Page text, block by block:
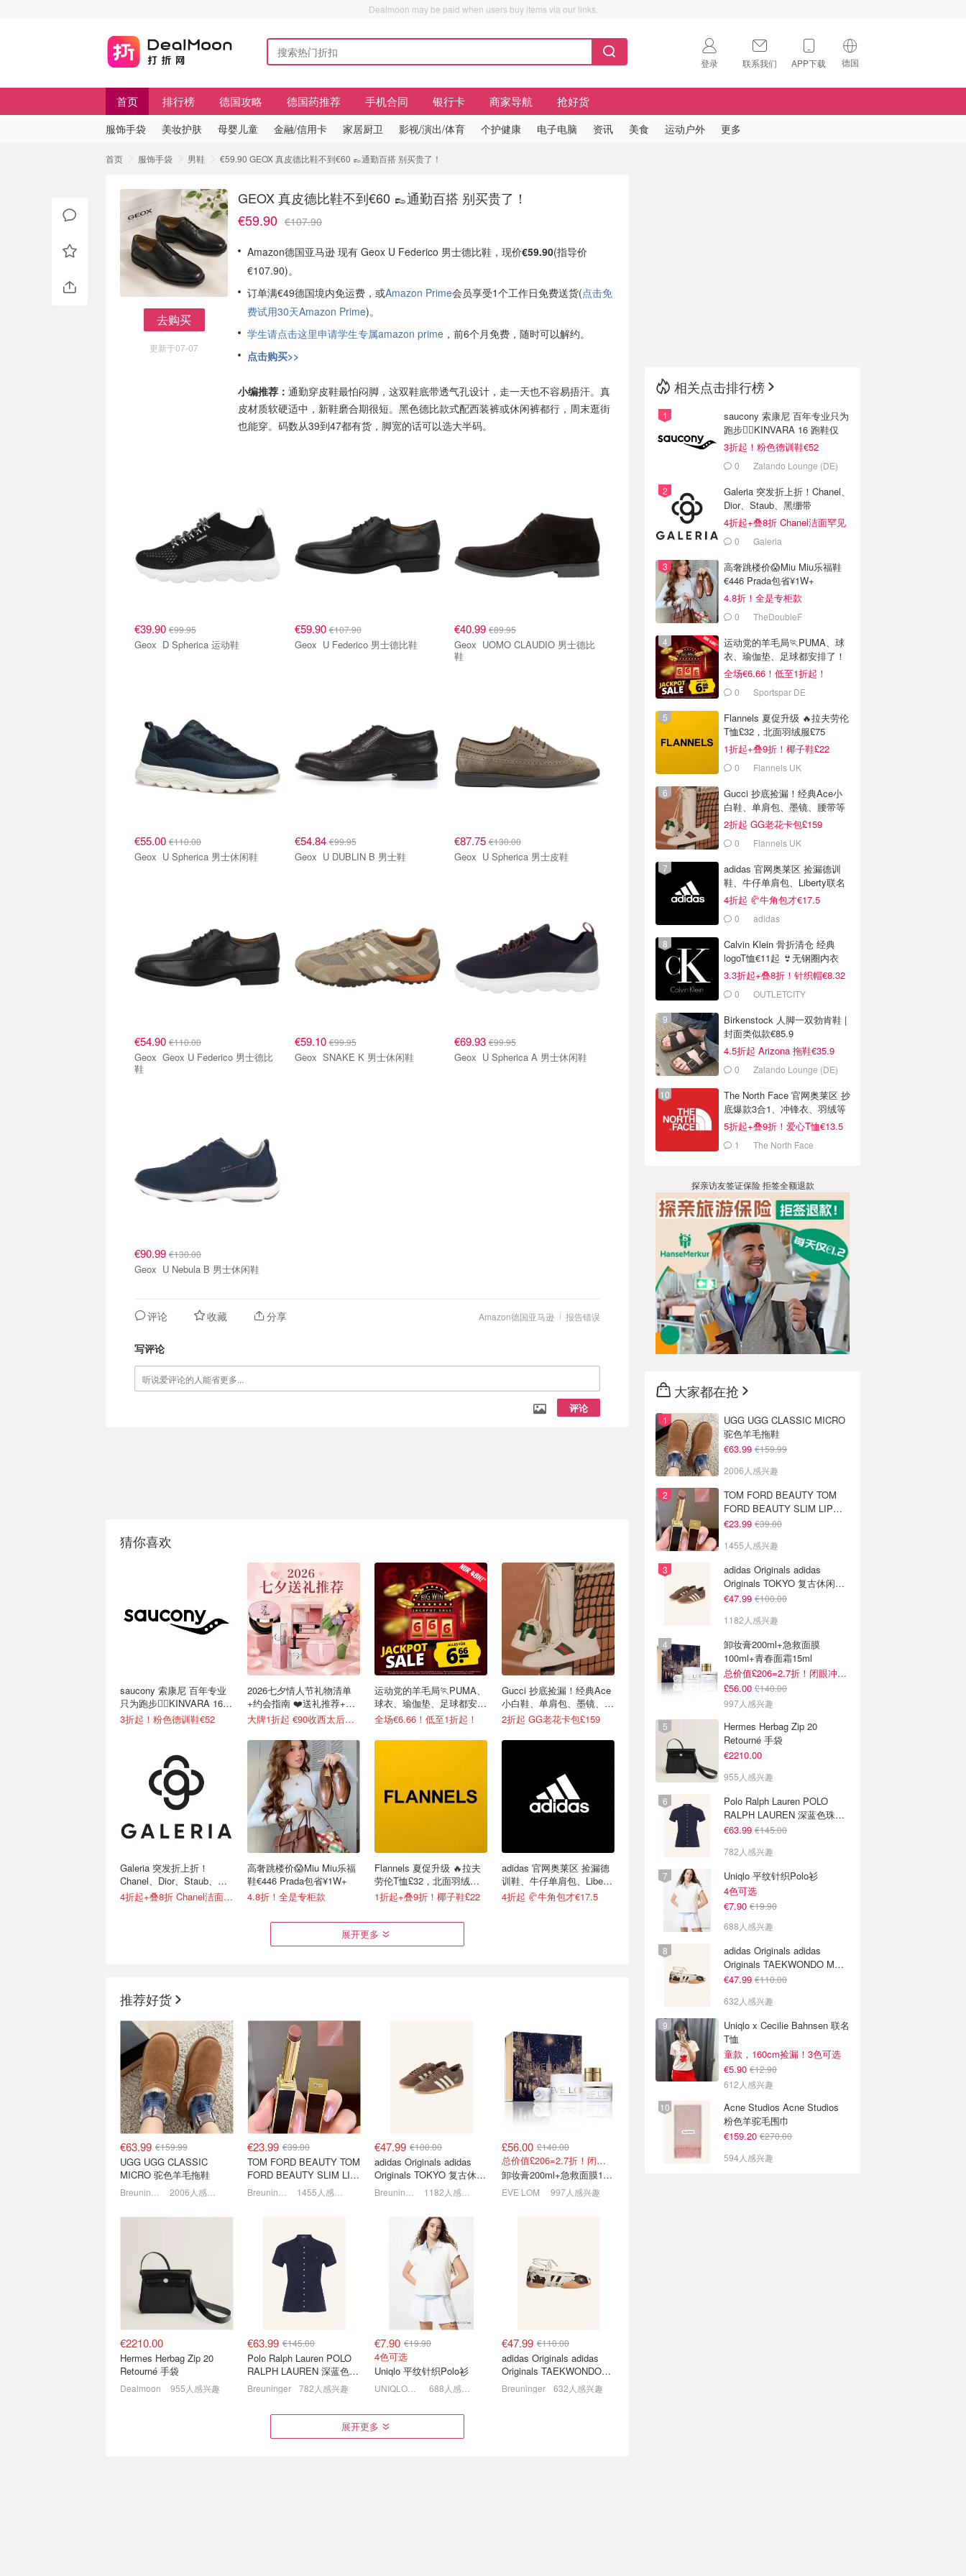
Dealmoon may be paid when users buy items via our links.
登录 联系我们 APP下载 德国
🇺🇸
首页 排行榜 德国攻略 德国药推荐 手机合同 银行卡 商家导航 抢好货
服饰手袋 美妆护肤 母婴儿童 金融/信用卡 家居厨卫 影视/演出/体育 个护健康 电子电脑 资讯 美食 运动户外 更多
首页 服饰手袋 男鞋 €59.90 GEOX 真皮德比鞋不到€60 👞通勤百搭 别买贵了！
去购买
更新于07-07
GEOX 真皮德比鞋不到€60 👞通勤百搭 别买贵了！
€59.90 €107.90
Amazon德国亚马逊 现有 Geox U Federico 男士德比鞋，现价€59.90(指导价
€107.90)。
订单满€49德国境内免运费，或Amazon Prime会员享受1个工作日免费送货(点击免
费试用30天Amazon Prime)。
学生请点击这里申请学生专属amazon prime ，前6个月免费，随时可以解约。
点击购买>>
小编推荐： 通勤穿皮鞋最怕闷脚，这双鞋底带透气孔设计，走一天也不容易捂汗。真
皮材质软硬适中，新鞋磨合期很短。黑色德比款式配西装裤或休闲裤都行，周末逛街
也能穿。码数从39到47都有货，脚宽的话可以选大半码。
€39.90 €99.95
Geox D Spherica 运动鞋
€59.90€107.90
Geox U Federico 男士德比鞋
€40.99 €89.95
Geox UOMO CLAUDIO 男士德比
鞋
€55.00 €110.00
Geox U Spherica 男士休闲鞋
€54.84€99.95
Geox U DUBLIN B 男士鞋
€87.75 €130.00
Geox U Spherica 男士皮鞋
€54.90 €110.00
Geox Geox U Federico 男士德比
鞋
€59.10€99.95
Geox SNAKE K 男士休闲鞋
€69.93 €99.95
Geox U Spherica A 男士休闲鞋
€90.99 €130.00
Geox U Nebula B 男士休闲鞋
报告错误
Amazon德国亚马逊
评论 收藏 分享
写评论
评论
猜你喜欢
saucony 索康尼 百年专业
只为跑步🏃‍♀️KINVARA 16
跑鞋仅€62
3折起！粉色德训鞋€52
Galeria 突发折上折！
Chanel、Dior、Staub、黑
绷带
4折起+叠8折 Chanel洁面罕见€43
2026七夕情人节礼物清单
+约会指南 ❤️送礼推荐+折
扣汇总
大牌1折起 €90收西太后土星耳钉
高奢跳楼价😱Miu Miu乐福
鞋€446 Prada包省¥1W+
4.8折！全是专柜款
运动党的羊毛局🏃PUMA、
球衣、瑜伽垫、足球都安排
了！
全场€6.66！低至1折起！
Flannels 夏促升级 🔥拉夫
劳伦T恤£32，北面羽绒服
£75
1折起+叠9折！椰子鞋£22
Gucci 抄底捡漏！经典Ace
小白鞋、单肩包、墨镜、腰
带等
2折起 GG老花卡包£159
adidas 官网奥莱区 捡漏德
训鞋、牛仔单肩包、Liberty
联名等
4折起 🥐牛角包才€17.5
Calvin Klein 骨折清仓 经典
logoT恤€11起 👙无钢圈内
衣€9.6
3.3折起+叠8折！针织帽€8.32
4.5折起 Arizona 拖鞋€35.9
The North Face 官网奥莱
区 抄底爆款3合1、冲锋
衣、羽绒等
FOOTSHOP 夏日男女鞋上
新盘点 黑武士运动鞋 €108
十年联名香氛蜡烛 €9
底小剪刀✂️、麦昆、YSL、
Barbour等
H&M 官网闪促⏰抢换季针
织、百搭衬衫、迪士尼三方
On 昂跑官网大促 🏃
Cloudpulse Next仅€95
6.8折起，Cloud X 4 A€110
6.5折起+4.8折！
ON经典鞋款上新盘点 芋头
紫优雅运动服来袭
Onitsukatiger潮流上新盘点
芭蕾风皮鞋👞€160
展开更多
推荐好货
€63.99 €159.99
UGG UGG CLASSIC
MICRO 驼色羊毛拖鞋
2006人感兴趣
€23.99 €39.00
TOM FORD BEAUTY TOM
FORD BEAUTY SLIM LIP
COLOR SHINE 口红 open
back色
1455人感兴趣
€47.99 €100.00
adidas Originals adidas
Originals TOKYO 复古休闲
鞋 深棕色
1182人感兴趣
£56.00 £140.00
总价值£206=2.7折！闭眼冲这套！
卸妆膏200ml+急救面膜100ml+青春面霜15ml
EVE LOM 997人感兴趣
€2210.00
Hermes Herbag Zip 20
Retourné 手袋
Dealmoon 955人感兴趣
€63.99 €145.00
Polo Ralph Lauren POLO
RALPH LAUREN 深蓝色珠
地布 Polo衫
Breuninger 782人感兴趣
€7.90 €19.90
4色可选
Uniqlo 平纹针织Polo衫
€47.99 €110.00
adidas Originals adidas
Originals TAEKWONDO
MEI 芭蕾鞋 棕色米色
Breuninger 632人感兴趣
展开更多
相关点击排行榜
saucony 索康尼 百年专业只为
跑步🏃‍♀️KINVARA 16 跑鞋仅
€62
3折起！粉色德训鞋€52
0 Zalando Lounge (DE)
Galeria 突发折上折！Chanel、
Dior、Staub、黑绷带
4折起+叠8折 Chanel洁面罕见
€430 Galeria
高奢跳楼价😱Miu Miu乐福鞋
€446 Prada包省¥1W+
4.8折！全是专柜款
0 TheDoubleF
运动党的羊毛局🏃PUMA、球
衣、瑜伽垫、足球都安排了！
全场€6.66！低至1折起！
0 Sportspar DE
Flannels 夏促升级 🔥拉夫劳伦
T恤£32，北面羽绒服£75
1折起+叠9折！椰子鞋£22
0 Flannels UK
Gucci 抄底捡漏！经典Ace小
白鞋、单肩包、墨镜、腰带等
2折起 GG老花卡包£159
0 Flannels UK
adidas 官网奥莱区 捡漏德训
鞋、牛仔单肩包、Liberty联名
等
4折起 🥐牛角包才€17.5
0 adidas
Calvin Klein 骨折清仓 经典
logoT恤€11起 👙无钢圈内衣
€9.6
3.3折起+叠8折！针织帽€8.32
0
OUTLETCITY
Birkenstock 人脚一双勃肯鞋 |
封面类似款€85.9
4.5折起 Arizona 拖鞋€35.9
0 Zalando Lounge (DE)
The North Face 官网奥莱区 抄
底爆款3合1、冲锋衣、羽绒等
5折起+叠9折！爱心T恤€13.5
1 The North Face
探亲访友签证保险 拒签全额退款
大家都在抢
UGG UGG CLASSIC MICRO
驼色羊毛拖鞋
€63.99 €159.99
2006人感兴趣
TOM FORD BEAUTY TOM
FORD BEAUTY SLIM LIP
COLOR SHINE 口红 open
€23.99 €39.00
1455人感兴趣
adidas Originals adidas
Originals TOKYO 复古休闲鞋
深棕色
€47.99 €100.00
1182人感兴趣
卸妆膏200ml+急救面膜
100ml+青春面霜15ml
总价值£206=2.7折！闭眼冲这套！
£56.00 £140.00
997人感兴趣
Hermes Herbag Zip 20
Retourné 手袋
€2210.00
955人感兴趣
Polo Ralph Lauren POLO
RALPH LAUREN 深蓝色珠地
布 Polo衫
€63.99 €145.00
782人感兴趣
Uniqlo 平纹针织Polo衫
4色可选
€7.90 €19.90
688人感兴趣
adidas Originals adidas
Originals TAEKWONDO MEI
芭蕾鞋 棕色米色
€47.99 €110.00
632人感兴趣
Uniqlo x Cecilie Bahnsen 联名
T恤
童款，160cm捡漏！3色可选
€5.90 €12.90
612人感兴趣
Acne Studios Acne Studios
粉色羊驼毛围巾
€159.20 €270.00
594人感兴趣